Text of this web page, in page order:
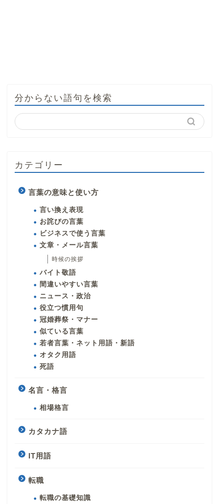
分からない語句を検索
カテゴリー
言葉の意味と使い方
言い換え表現
お詫びの言葉
ビジネスで使う言葉
文章・メール言葉
時候の挨拶
バイト敬語
間違いやすい言葉
ニュース・政治
役立つ慣用句
冠婚葬祭・マナー
似ている言葉
若者言葉・ネット用語・新語
オタク用語
死語
名言・格言
相場格言
カタカナ語
IT用語
転職
転職の基礎知識